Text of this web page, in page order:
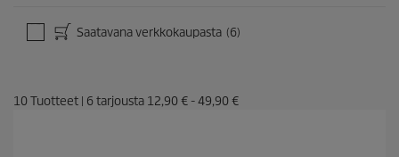
Saatavana verkkokaupasta (6)
10Tuotteet | 6tarjousta 12,90 € -49,90 €